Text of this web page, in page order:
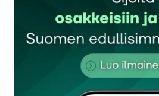
Vastaa
Moi! Vertailu ei ollut jutun
sillä tavalla tulla lävitse.